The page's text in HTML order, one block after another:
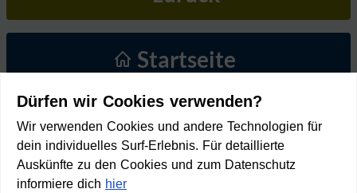
Startseite
Dürfen wir Cookies verwenden?
Wir verwenden Cookies und andere Technologien für
dein individuelles Surf-Erlebnis. Für detaillierte
Auskünfte zu den Cookies und zum Datenschutz
informiere dich hier